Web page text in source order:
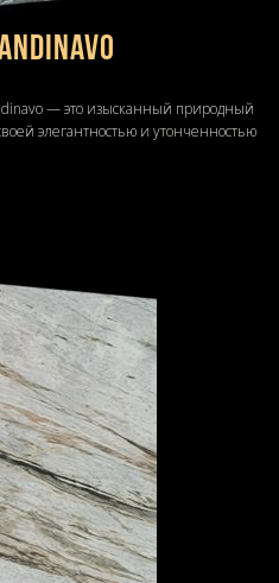
— это изысканный природный
элегантностью и утонченностью